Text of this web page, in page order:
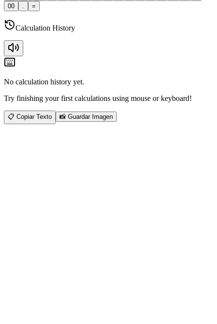
00
=
Calculation History
No calculation history yet.
Try finishing your first calculations using mouse or keyboard!
📋 Copiar Texto 📸 Guardar Imagen